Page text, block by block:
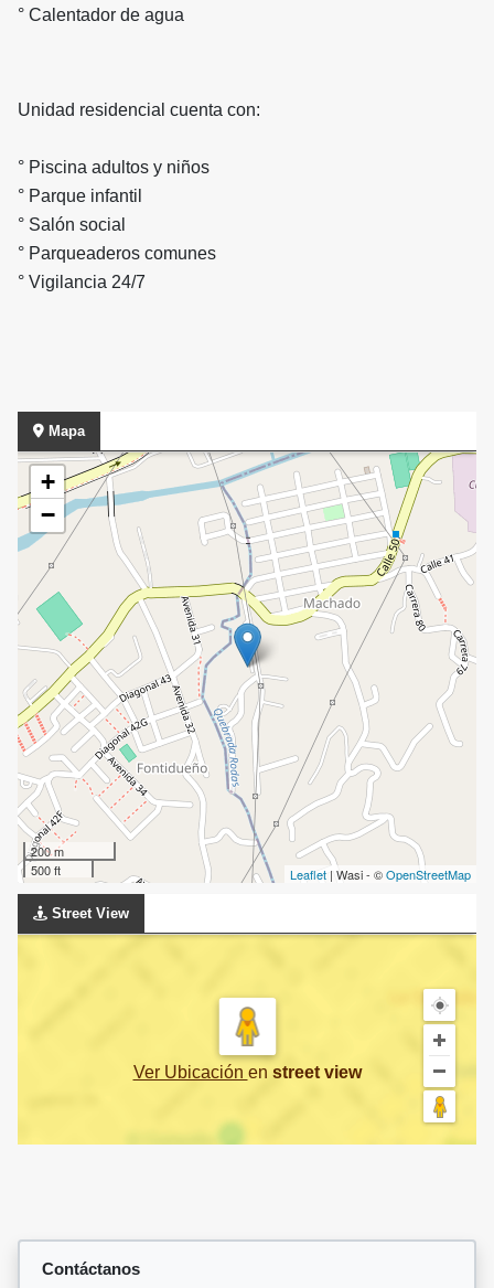
° Calentador de agua
Unidad residencial cuenta con:
° Piscina adultos y niños
° Parque infantil
° Salón social
° Parqueaderos comunes
° Vigilancia 24/7
Mapa
+
−
200 m
500 ft
Leaflet | Wasi - ©OpenStreetMap
Street View
Ver Ubicación en street view
Contáctanos